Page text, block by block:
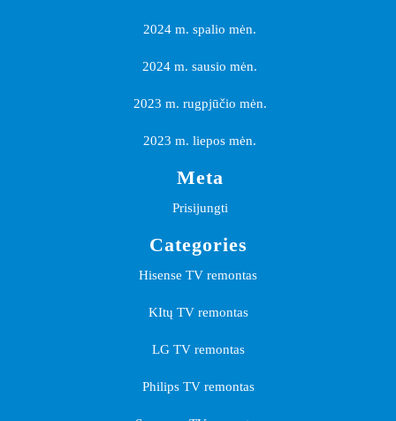
2024 m. spalio mėn.
2024 m. sausio mėn.
2023 m. rugpjūčio mėn.
2023 m. liepos mėn.
Meta
Prisijungti
Categories
Hisense TV remontas
KItų TV remontas
LG TV remontas
Philips TV remontas